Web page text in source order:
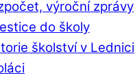
výroční zprávy
do školy
školství v Lednici